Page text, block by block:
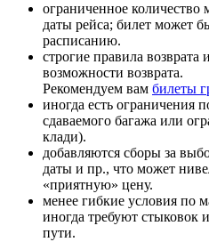
ограниченное
даты рейса; билет может
расписанию.
строгие правила возврата
возможности возврата.
Рекомендуем вам билеты
иногда есть ограничения
сдаваемого багажа или
клади).
добавляются сборы за
даты и пр., что может
«приятную» цену.
менее гибкие условия по
иногда требуют стыковок
пути.